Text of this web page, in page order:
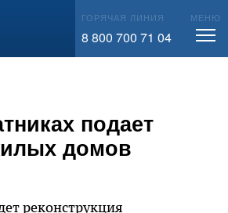
ГОРЯЧАЯ ЛИНИЯ
8 800 700 71 04
МЕНЮ
подает
домов
реконструкция